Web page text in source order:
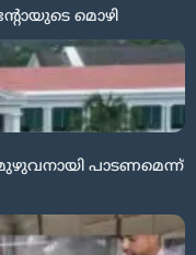
മൊഴി
മുഴുവനായി പാടണമെന്ന്